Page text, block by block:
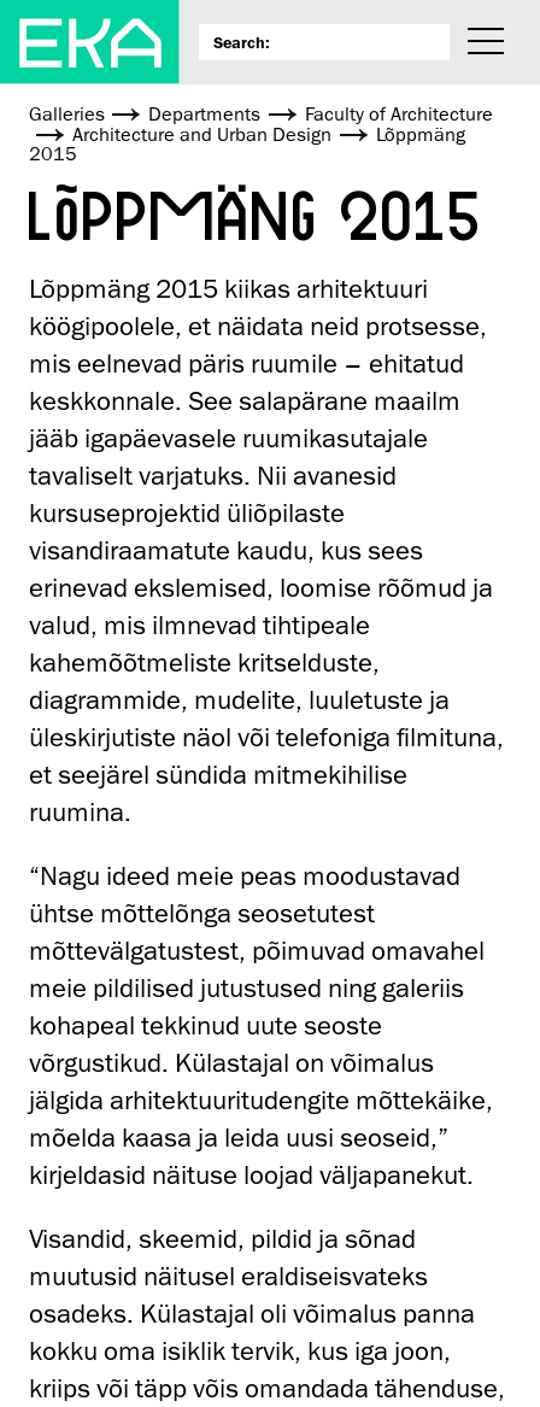
Galleries Departments
Faculty of Architecture
Architecture and Urban Design
Lõppmäng
2015
LÕPPMÄNG 2015
Lõppmäng 2015 kiikas arhitektuuri
köögipoolele, et näidata neid protsesse,
mis eelnevad päris ruumile – ehitatud
keskkonnale. See salapärane maailm
jääb igapäevasele ruumikasutajale
tavaliselt varjatuks. Nii avanesid
kursuseprojektid üliõpilaste
visandiraamatute kaudu, kus sees
erinevad ekslemised, loomise rõõmud ja
valud, mis ilmnevad tihtipeale
kahemõõtmeliste kritselduste,
diagrammide, mudelite, luuletuste ja
üleskirjutiste näol või telefoniga filmituna,
et seejärel sündida mitmekihilise
ruumina.
“Nagu ideed meie peas moodustavad
ühtse mõttelõnga seosetutest
mõttevälgatustest, põimuvad omavahel
meie pildilised jutustused ning galeriis
kohapeal tekkinud uute seoste
võrgustikud. Külastajal on võimalus
jälgida arhitektuuritudengite mõttekäike,
mõelda kaasa ja leida uusi seoseid,”
kirjeldasid näituse loojad väljapanekut.
Visandid, skeemid, pildid ja sõnad
muutusid näitusel eraldiseisvateks
osadeks. Külastajal oli võimalus panna
kokku oma isiklik tervik, kus iga joon,
kriips või täpp võis omandada tähenduse,